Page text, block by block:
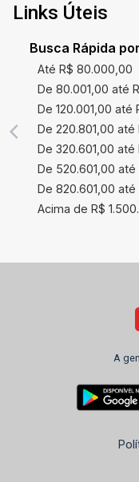
Links Úteis
Busca Rápida
Até R$ 80.000,00
De 80.001,00 até
De 120.001,00 até
De 220.801,00
De 320.601,00
De 520.601,00
De 820.601,00 até
Acima de R$
A